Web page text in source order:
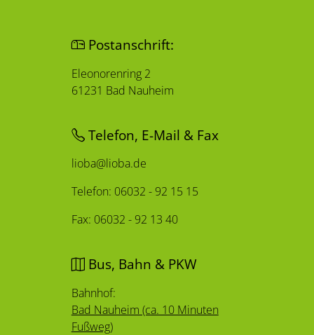
Postanschrift:
Eleonorenring 2
61231 Bad Nauheim
Telefon, E-Mail & Fax
lioba@lioba.de
Telefon: 06032 - 92 15 15
Fax: 06032 - 92 13 40
Bus, Bahn & PKW
Bahnhof:
Bad Nauheim (ca. 10 Minuten
Fußweg)